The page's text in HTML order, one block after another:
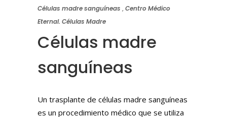
Células madre sanguíneas ,Centro Médico
Eternal. Células Madre
Células madre
sanguíneas
Un trasplante de células madre sanguíneas
es un procedimiento médico que se utiliza